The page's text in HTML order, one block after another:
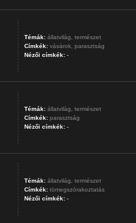
Témák: állatvilág,
természet
Címkék: vásárok, parasztság
Nézői címkék:-
Témák: állatvilág,
természet
Címkék: parasztság
Nézői címkék:-
Témák: állatvilág,
természet
Címkék: tömegszórakoztatás
Nézői címkék:-